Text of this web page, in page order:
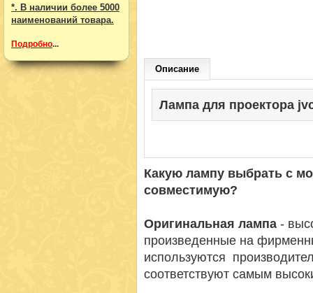
*. В наличии более 5000
наименований товара.
Подробно...
Описание
Лампа для проектора
Какую лампу выбрать с
совместимую?
Оригинальная лампа -
произведенные на
используются
соответствуют самым